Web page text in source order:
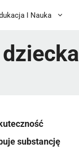
I Nauka
substancję